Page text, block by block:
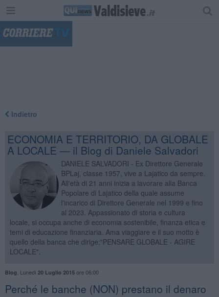
Indietro
ECONOMIA E TERRITORIO, DA GLOBALE
A LOCALE — il Blog di Daniele Salvadori
DANIELE SALVADORI - Ex Direttore Generale
BPLaj, classe 1957, vive a Lajatico da sempre.
All'età di 21 anni inizia a lavorare alla Banca
Popolare di Lajatico della quale assume
l'incarico di Direttore Generale nel 1999 e fino
al 2023. Appassionato di storia e cultura
locale, si occupa anche di economia sostenibile, finanza etica e
temi di educazione finanziaria. Ama viaggiare e il suo motto è
quello della banca che dirige:"PENSARE GLOBALE - AGIRE
LOCALE".
Blog Lunedì 20 Luglio 2015ore 06:00
​Perché le banche (NON) prestano il denaro